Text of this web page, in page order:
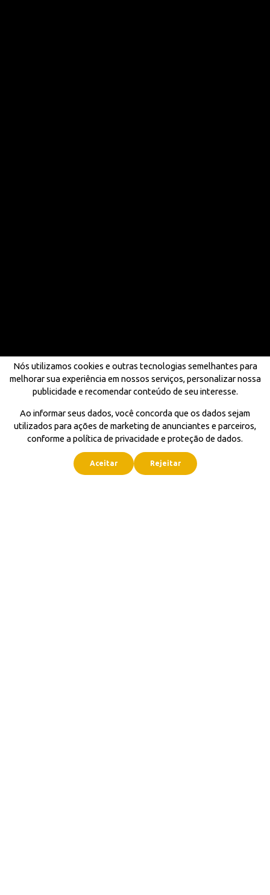
Nós utilizamos cookies e outras tecnologias semelhantes para
melhorar sua experiência em nossos serviços, personalizar nossa
publicidade e recomendar conteúdo de seu interesse.
Ao informar seus dados, você concorda que os dados sejam
utilizados para ações de marketing de anunciantes e parceiros,
conforme a política de privacidade e proteção de dados.
Aceitar Rejeitar